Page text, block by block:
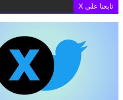
تابعنا على X